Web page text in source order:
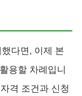
다면, 이제 본
용할 차례입니
격 조건과 신청